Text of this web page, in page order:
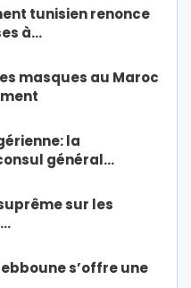
tunisien renonce
à…
masques au Maroc
la
général…
sur les
s’offre une